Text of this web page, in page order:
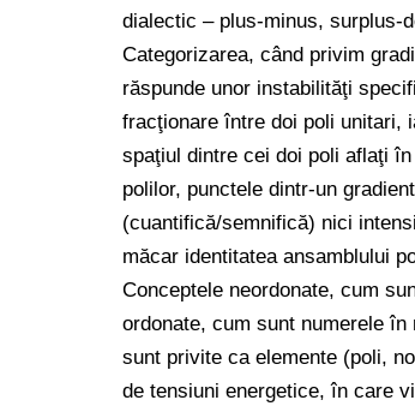
dialectic – plus-minus, surplus-
Categorizarea, când privim
răspunde unor instabilităţi
fracţionare între doi poli unitari,
spaţiul dintre cei doi poli aflaţi
polilor, punctele dintr-un
(cuantifică/semnifică) nici
măcar identitatea ansamblului
Conceptele neordonate, cum
ordonate, cum sunt numerele
sunt privite ca elemente (poli,
de tensiuni energetice, în care